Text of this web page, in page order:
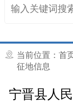
当前位置： 首
征地信息
宁晋县人